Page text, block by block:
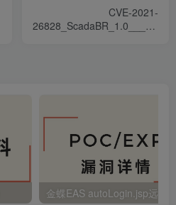
CVE-2021-